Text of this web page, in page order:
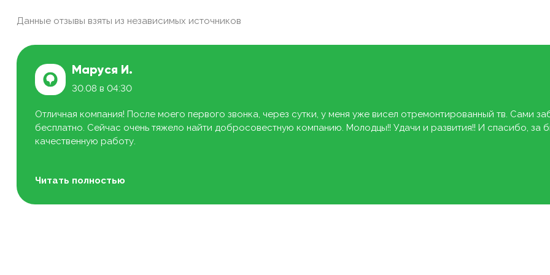
Данные отзывы взяты из независимых источников
Маруся И.
30.08 в 04:30
Отличная компания! После моего первого звонка, через сутки, у меня уже висел отремонтированный тв. Сами
бесплатно. Сейчас очень тяжело найти добросовестную компанию. Молодцы!! Удачи и развития!! И спасибо, за
качественную работу.
Читать полностью